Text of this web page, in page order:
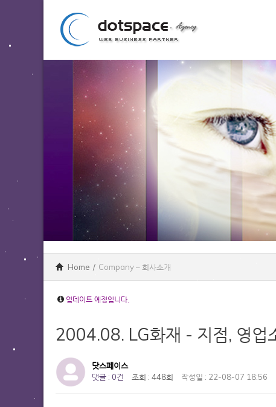
Home / Company – 회사소개
업데이트 예정입니다.
2004.08. LG화재 - 지점, 영업
닷스페이스
댓글 : 0건
조회 : 448회 작성일 : 22-08-07 18:56